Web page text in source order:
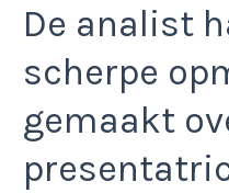
De analist
scherpe
gemaakt